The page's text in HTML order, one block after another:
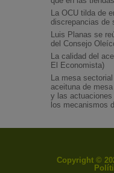
La OCU tilda de
discrepancias de
Luis Planas se
del Consejo
La calidad del
El Economista)
La mesa
aceituna de
y las
los mecanismos
Copyright ©